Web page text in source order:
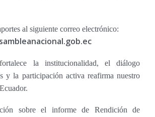
al siguiente correo electrónico:
la institucionalidad, el diálogo
y la participación activa reafirma nuestro
sobre el informe de Rendición de